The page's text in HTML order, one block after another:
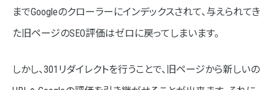
までGoogleのクローラーにインデックスされて、与えられてき
た旧ページのSEO評価はゼロに戻ってしまいます。
しかし、301リダイレクトを行うことで、旧ページから新しいの